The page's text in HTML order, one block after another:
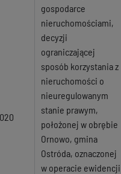
gospodarce
nieruchomościami,
decyzji
ograniczającej
sposób korzystania z
nieruchomości o
nieuregulowanym
stanie prawym,
położonej w obrębie
Ornowo, gmina
Ostróda, oznaczonej
w operacie ewidencji